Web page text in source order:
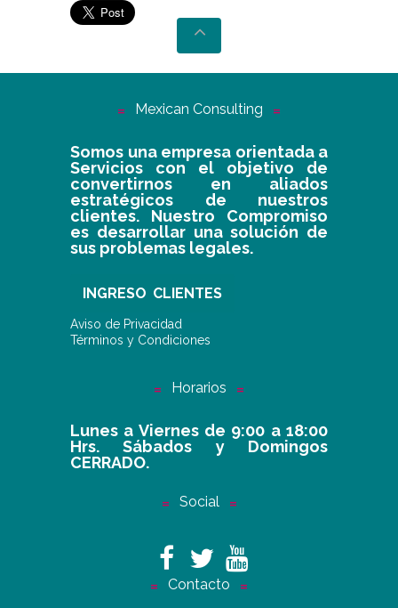
Mexican Consulting
Somos una empresa orientada a
Servicios con el objetivo de
convertirnos en aliados
estratégicos de nuestros
clientes. Nuestro Compromiso
es desarrollar una solución de
sus problemas legales.
INGRESO CLIENTES
Aviso de Privacidad
Términos y Condiciones
Horarios
Lunes a Viernes de 9:00 a 18:00
Hrs. Sábados y Domingos
CERRADO.
Social
Contacto